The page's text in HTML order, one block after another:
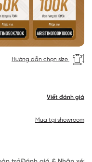
Viết đánh giá
Hướng dẫn chọn size
Mua tại showroom